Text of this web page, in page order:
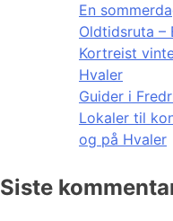
En
Oldtidsruta –
Kortreist
Hvaler
Guider i
Lokaler til
og på Hvaler
Siste